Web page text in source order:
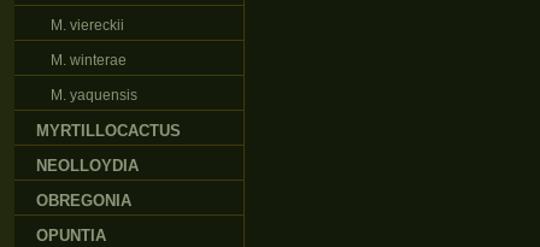
M. viereckii
M. winterae
M. yaquensis
MYRTILLOCACTUS
NEOLLOYDIA
OBREGONIA
OPUNTIA